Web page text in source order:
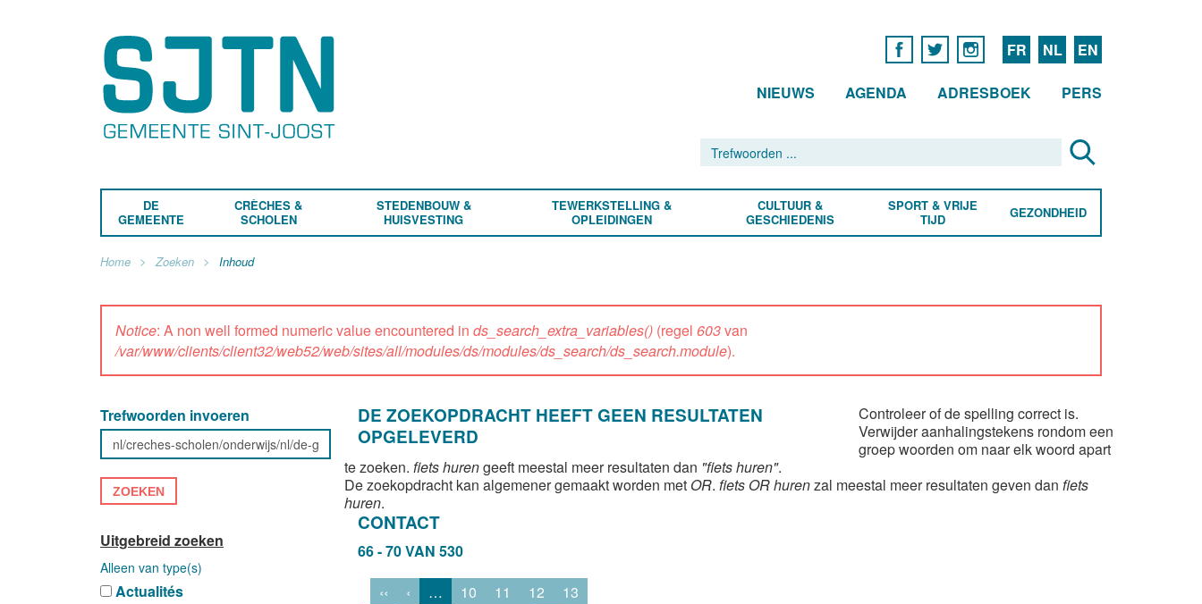
FR NL EN
NIEUWS AGENDA ADRESBOEK PERS
DE
GEMEENTE
CRÈCHES &
SCHOLEN
STEDENBOUW &
HUISVESTING
TEWERKSTELLING &
OPLEIDINGEN
CULTUUR &
GESCHIEDENIS
SPORT & VRIJE
TIJD
GEZONDHEID
Home Zoeken Inhoud
Notice: A non well formed numeric value encountered in ds_search_extra_variables() (regel 603van
/var/www/clients/client32/web52/web/sites/all/modules/ds/modules/ds_search/ds_search.module).
Trefwoorden invoeren
ZOEKEN
Uitgebreid zoeken
Alleen van type(s)
Actualités
DE ZOEKOPDRACHT HEEFT GEEN RESULTATEN
OPGELEVERD
Controleer of de spelling correct is.
Verwijder aanhalingstekens rondom een
groep woorden om naar elk woord apart
te zoeken. fiets hurengeeft meestal meer resultaten dan "fiets huren".
De zoekopdracht kan algemener gemaakt worden met OR. fiets OR hurenzal meestal meer resultaten geven dan fiets
huren.
CONTACT
66 - 70 VAN 530
‹‹
‹ … 10 11 12
13